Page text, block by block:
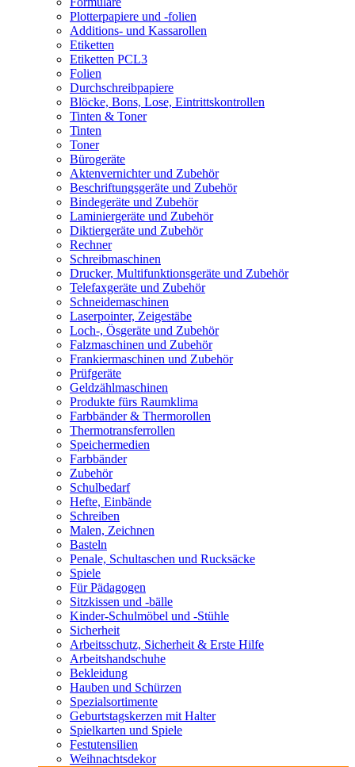
Plotterpapiere und -folien
Additions- und Kassarollen
Etiketten
Etiketten PCL3
Folien
Durchschreibpapiere
Blöcke, Bons, Lose, Eintrittskontrollen
Tinten & Toner
Tinten
Toner
Bürogeräte
Aktenvernichter und Zubehör
Beschriftungsgeräte und Zubehör
Bindegeräte und Zubehör
Laminiergeräte und Zubehör
Diktiergeräte und Zubehör
Rechner
Schreibmaschinen
Drucker, Multifunktionsgeräte und Zubehör
Telefaxgeräte und Zubehör
Schneidemaschinen
Laserpointer, Zeigestäbe
Loch-, Ösgeräte und Zubehör
Falzmaschinen und Zubehör
Frankiermaschinen und Zubehör
Prüfgeräte
Geldzählmaschinen
Produkte fürs Raumklima
Farbbänder & Thermorollen
Thermotransferrollen
Speichermedien
Farbbänder
Zubehör
Schulbedarf
Hefte, Einbände
Schreiben
Malen, Zeichnen
Basteln
Penale, Schultaschen und Rucksäcke
Spiele
Für Pädagogen
Sitzkissen und -bälle
Kinder-Schulmöbel und -Stühle
Sicherheit
Arbeitsschutz, Sicherheit & Erste Hilfe
Arbeitshandschuhe
Bekleidung
Hauben und Schürzen
Spezialsortimente
Geburtstagskerzen mit Halter
Spielkarten und Spiele
Festutensilien
Weihnachtsdekor